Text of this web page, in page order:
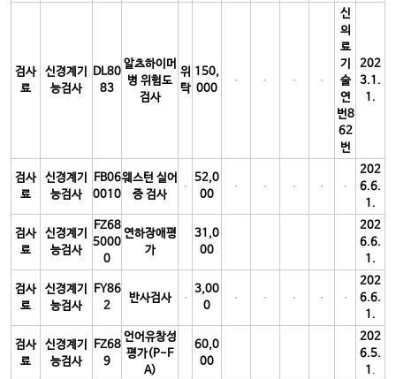
검사
료
신경계기
능검사
DL80
83
알츠하이머
병 위험도
검사
위
탁
150,
000
신
의
료
기
술
연
번8
62
번
202
3.1.
1.
검사
료
신경계기
능검사
FB06
0010
웨스턴 실어
증 검사
52,0
00
202
6.6.
1.
검사
료
신경계기
능검사
FZ68
5000
0
연하장애평
가
31,0
00
202
6.6.
1.
검사
료
신경계기
능검사
FY86
2
반사검사
3,00
0
202
6.6.
1.
검사
료
신경계기
능검사
FZ68
9
언어유창성
평가(P-F
A)
60,0
00
202
6.5.
1 .